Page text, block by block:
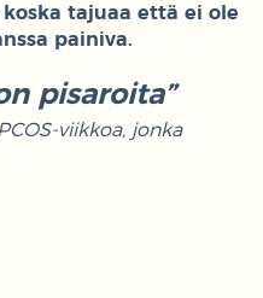
tajuaa että ei ole
painiva.
pisaroita”
viikkoa, jonka